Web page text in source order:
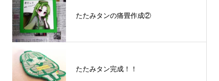
たたみタンの痛畳作成②
たたみタン完成！！